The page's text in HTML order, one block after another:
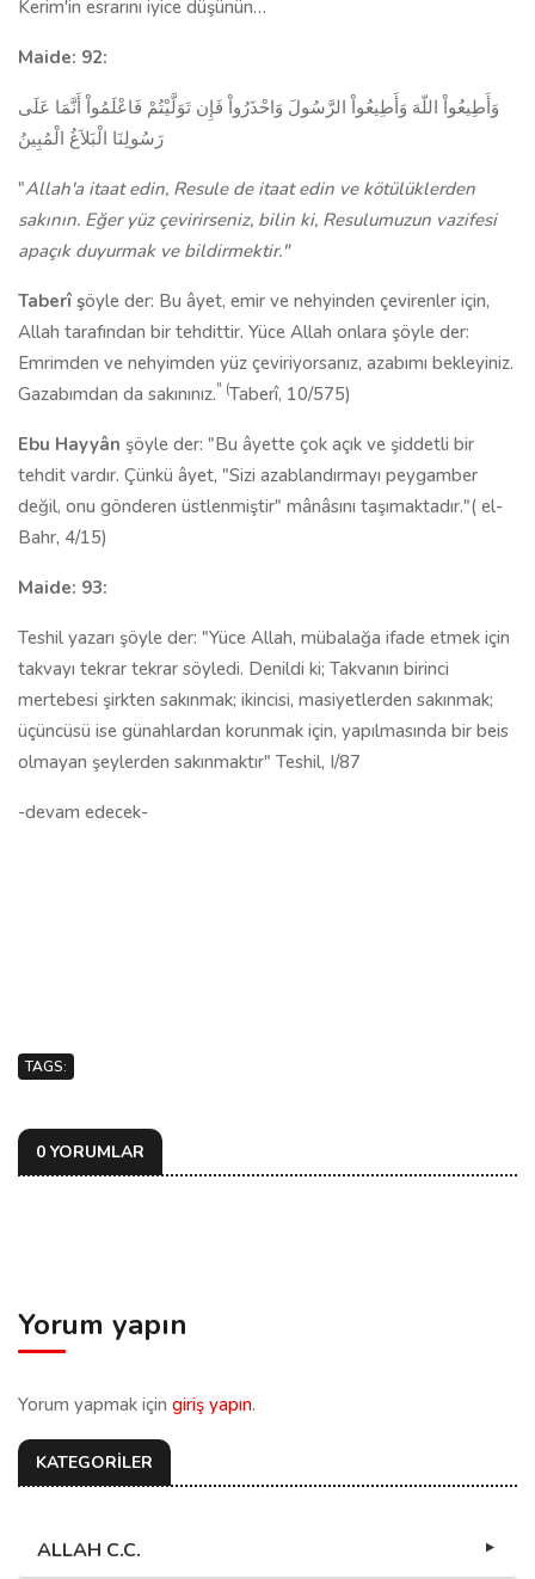
Kerim'in esrarını iyice düşünün…
Maide: 92:
وَأَطِيعُواْ اللّهَ وَأَطِيعُواْ الرَّسُولَ وَاحْذَرُواْ فَإِن تَوَلَّيْتُمْ فَاعْلَمُواْ أَنَّمَا عَلَى
رَسُولِنَا الْبَلاَغُ الْمُبِينُ
"Allah'a itaat edin, Resule de itaat edin ve kötü­lüklerden
sakının. Eğer yüz çevirirseniz, bilin ki, Resulumuzun vazifesi
apaçık duyurmak ve bildirmektir."
Taberî şöyle der: Bu âyet, emir ve nehyinden çevirenler için,
Allah tarafından bir tehdittir. Yüce Allah onlara şöyle der:
Emrimden ve nehyimden yüz çeviriyorsanız, azabımı bekleyiniz.
Gazabımdan da sakınınız." (Taberî, 10/575)
Ebu Hay­yân şöyle der: "Bu âyette çok açık ve şiddetli bir
tehdit vardır. Çünkü âyet, "Sizi azablandırmayı peygamber
değil, onu gönderen üstlenmiştir" mânâ­sını taşımaktadır."( el-
Bahr, 4/15)
Maide: 93:
Teshil yazarı şöyle der: "Yüce Allah, mübalağa ifade etmek için
takvayı tekrar tekrar söyledi. Denildi ki; Takvanın birinci
mertebesi şirkten sakınmak; ikincisi, masiyetlerden sa­kınmak;
üçüncüsü ise günahlardan korunmak için, yapılmasında bir beis
ol­mayan şeylerden sakınmaktır" Teshil, I/87
-devam edecek-
TAGS:
0 YORUMLAR
Yorum yapın
Yorum yapmak için giriş yapın.
KATEGORİLER
ALLAH C.C.